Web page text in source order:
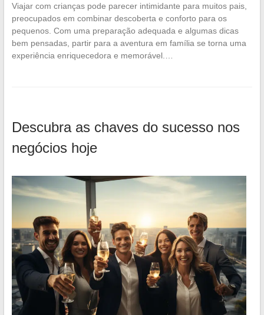
Viajar com crianças pode parecer intimidante para muitos pais,
preocupados em combinar descoberta e conforto para os
pequenos. Com uma preparação adequada e algumas dicas
bem pensadas, partir para a aventura em família se torna uma
experiência enriquecedora e memorável.…
Descubra as chaves do sucesso nos
negócios hoje